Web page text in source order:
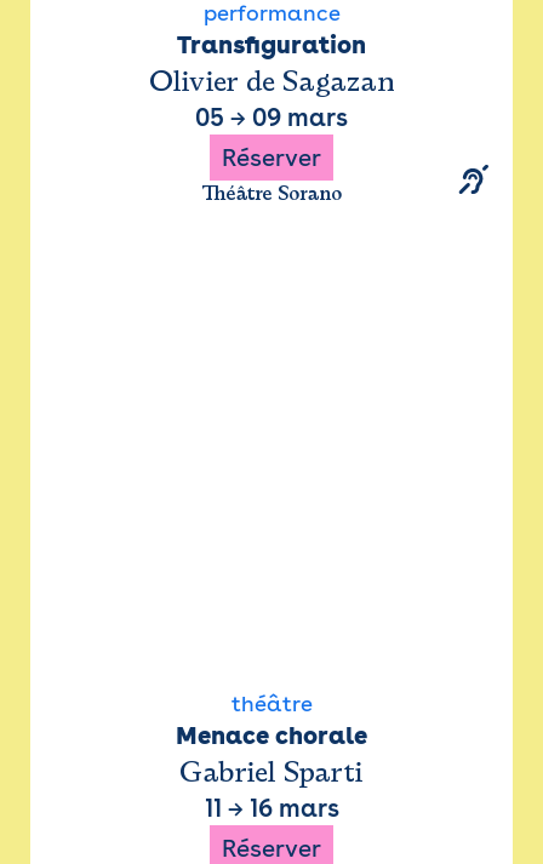
performance
Transfiguration
Olivier de Sagazan
05 → 09 mars
Réserver
Théâtre Sorano
théâtre
Menace chorale
Gabriel Sparti
11 → 16 mars
Réserver